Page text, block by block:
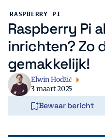
RASPBERRY PI
Raspberry Pi
inrichten? Zo
gemakkelijk!
Elwin Hodžić
3 maart 2025
Bewaar bericht